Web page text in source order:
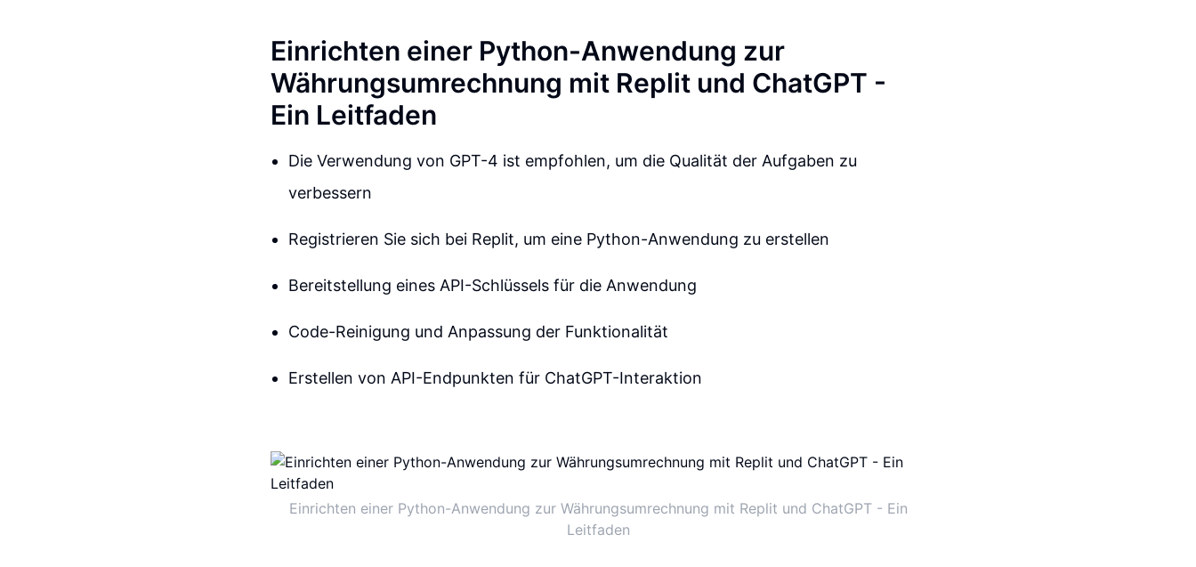
Einrichten einer Python-Anwendung zur
Währungsumrechnung mit Replit und ChatGPT -
Ein Leitfaden
Die Verwendung von GPT-4 ist empfohlen, um die Qualität der Aufgaben zu
verbessern
Registrieren Sie sich bei Replit, um eine Python-Anwendung zu erstellen
Bereitstellung eines API-Schlüssels für die Anwendung
Code-Reinigung und Anpassung der Funktionalität
Erstellen von API-Endpunkten für ChatGPT-Interaktion
Einrichten einer Python-Anwendung zur Währungsumrechnung mit Replit und ChatGPT - Ein
Leitfaden